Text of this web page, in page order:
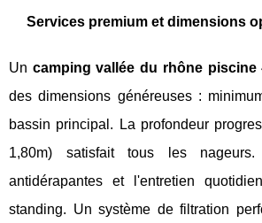
Services premium et dimensions
Un camping vallée du rhône piscine
des dimensions généreuses :
bassin principal. La profondeur
1,80m) satisfait tous les
antidérapantes et l'entretien
standing. Un système de filtration